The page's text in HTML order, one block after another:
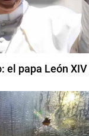
el papa León